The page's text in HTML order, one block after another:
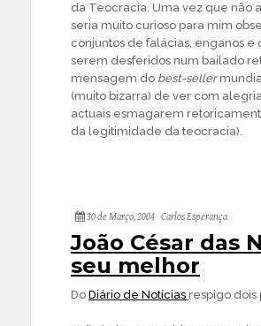
da Teocracia. Uma vez que não
seria muito curioso para mim
conjuntos de falácias, enganos e
serem desferidos num bailado
mensagem do best-seller
(muito bizarra) de ver com
actuais esmagarem
da legitimidade da teocracia).
30 de Março, 2004 Carlos Esperança
João César das
seu melhor
Do Diário de Notícias respigo dois